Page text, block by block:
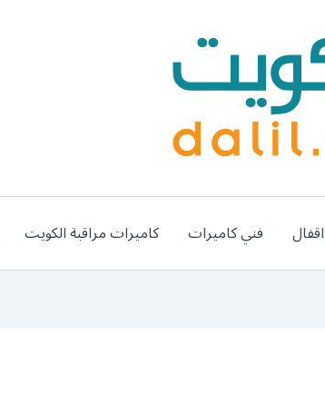
فني كاميرات كاميرات مراقبة الكويت